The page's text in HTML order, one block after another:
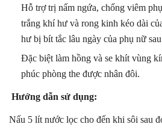
Hỗ trợ trị nấm ngứa, chống viêm
trắng khí hư và rong kinh kéo dài
hư bị bít tắc lâu ngày của phụ
Đặc biệt làm hồng và se khít vùng
phúc phòng the được nhân đôi.
Hướng dẫn sử dụng:
Nấu 5 lít nước lọc cho đến khi sôi sau